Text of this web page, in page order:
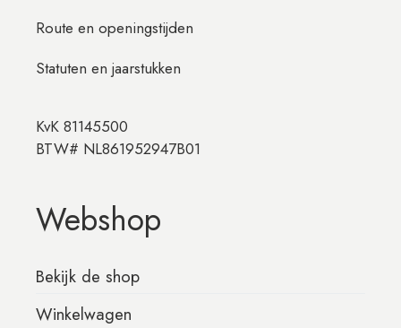
Route en openingstijden
Statuten en jaarstukken
KvK 81145500
BTW# NL861952947B01
Webshop
Bekijk de shop
Winkelwagen